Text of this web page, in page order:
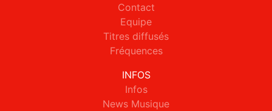
Contact
Equipe
Titres diffusés
Fréquences
INFOS
Infos
News Musique